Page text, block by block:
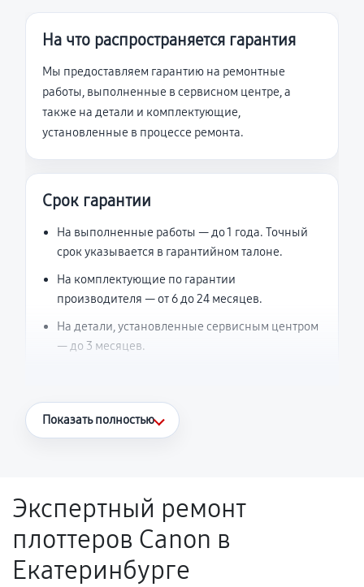
На что распространяется гарантия
Мы предоставляем гарантию на ремонтные
работы, выполненные в сервисном центре, а
также на детали и комплектующие,
установленные в процессе ремонта.
Срок гарантии
На выполненные работы — до 1 года. Точный
срок указывается в гарантийном талоне.
На комплектующие по гарантии
производителя — от 6 до 24 месяцев.
На детали, установленные сервисным центром
— до 3 месяцев.
Что считается гарантийным случаем
Поломка установленной детали при
нормальной эксплуатации в течение
гарантийного срока.
Несоответствие комплектующей заявленным
Показать полностью
Экспертный ремонт
плоттеров Canon в
Екатеринбурге